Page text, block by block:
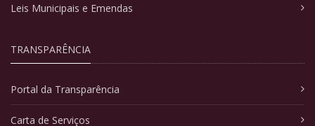
Leis Municipais e Emendas
TRANSPARÊNCIA
Portal da Transparência
Carta de Serviços